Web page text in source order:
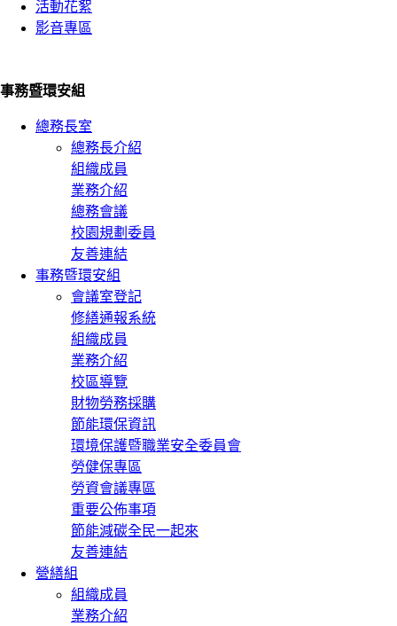
活動花絮
影音專區
事務暨環安組
總務長室
總務長介紹
組織成員
業務介紹
總務會議
校園規劃委員
友善連結
事務暨環安組
會議室登記
修繕通報系統
組織成員
業務介紹
校區導覽
財物勞務採購
節能環保資訊
環境保護暨職業安全委員會
勞健保專區
勞資會議專區
重要公佈事項
節能減碳全民一起來
友善連結
營繕組
組織成員
業務介紹